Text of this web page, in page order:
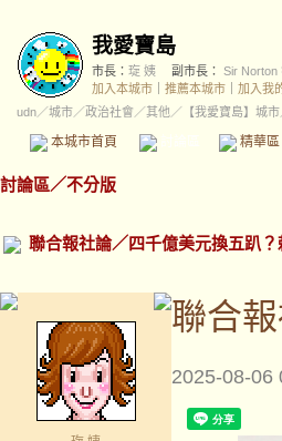
我愛寶島
市長： 琁 姨 副市長： Sir Norton
加入本城市
推薦本城市 加入我
udn／城市／政治社會 ／其他 ／ 【我愛寶島】城市
本城市首頁 精華區
討論區／不分版
聯合報社論／四千億美元換五趴
聯合
2025-08-06